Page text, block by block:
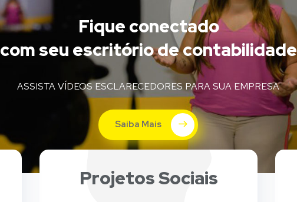
Fique conectado
com seu escritório de contabilidade
ASSISTA VÍDEOS ESCLARECEDORES PARA SUA EMPRESA
Saiba Mais
Projetos Sociais